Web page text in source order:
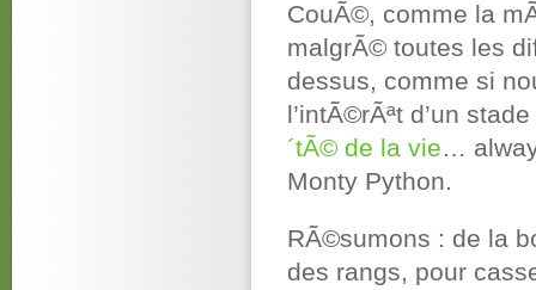
CouÃ©, comme la
malgrÃ© toutes les
dessus, comme si
l’intÃ©rÃªt d’un
´tÃ© de la vie…
Monty Python.
RÃ©sumons : de la
des rangs, pour